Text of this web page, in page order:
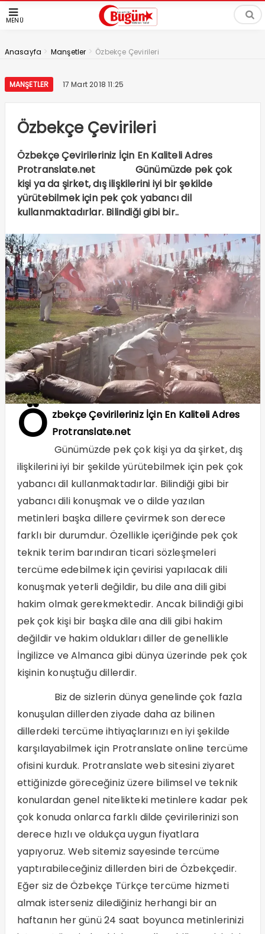
MENÜ
Anasayfa > Manşetler > Özbekçe Çevirileri
MANŞETLER 17 Mart 2018 11:25
Özbekçe Çevirileri
Özbekçe Çevirileriniz İçin En Kaliteli Adres
Protranslate.net Günümüzde pek çok
kişi ya da şirket, dış ilişkilerini iyi bir şekilde
yürütebilmek için pek çok yabancı dil
kullanmaktadırlar. Bilindiği gibi bir..
Ö zbekçe Çevirileriniz İçin En Kaliteli Adres
Protranslate.net
Günümüzde pek çok kişi ya da şirket, dış
ilişkilerini iyi bir şekilde yürütebilmek için pek çok
yabancı dil kullanmaktadırlar. Bilindiği gibi bir
yabancı dili konuşmak ve o dilde yazılan
metinleri başka dillere çevirmek son derece
farklı bir durumdur. Özellikle içeriğinde pek çok
teknik terim barındıran ticari sözleşmeleri
tercüme edebilmek için çevirisi yapılacak dili
konuşmak yeterli değildir, bu dile ana dili gibi
hakim olmak gerekmektedir. Ancak bilindiği gibi
pek çok kişi bir başka dile ana dili gibi hakim
değildir ve hakim oldukları diller de genellikle
İngilizce ve Almanca gibi dünya üzerinde pek çok
kişinin konuştuğu dillerdir.
Biz de sizlerin dünya genelinde çok fazla
konuşulan dillerden ziyade daha az bilinen
dillerdeki tercüme ihtiyaçlarınızı en iyi şekilde
karşılayabilmek için Protranslate online tercüme
ofisini kurduk. Protranslate web sitesini ziyaret
ettiğinizde göreceğiniz üzere bilimsel ve teknik
konulardan genel nitelikteki metinlere kadar pek
çok konuda onlarca farklı dilde çevirilerinizi son
derece hızlı ve oldukça uygun fiyatlara
yapıyoruz. Web sitemiz sayesinde tercüme
yaptırabileceğiniz dillerden biri de Özbekçedir.
Eğer siz deÖzbekçe Türkçe tercüme hizmeti
almak isterseniz dilediğiniz herhangi bir an
haftanın her günü 24 saat boyunca metinlerinizi